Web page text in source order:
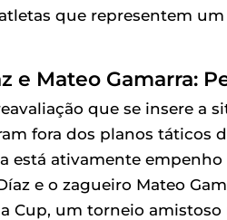
que representem
e Mateo Gamarra:
que se insere a
fora dos planos táticos
está ativamente
e o zagueiro Mateo
Cup, um torneio amistoso